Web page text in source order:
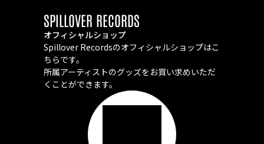
SPILLOVER RECORDS
オフィシャルショップ
Spillover Recordsのオフィシャルショップはこ
ちらです。
所属アーティストのグッズをお買い求めいただ
くことができます。